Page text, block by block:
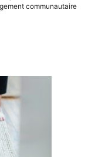
communautaire